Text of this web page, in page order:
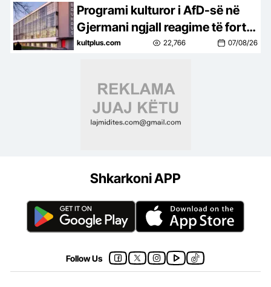
Programi kulturor i AfD-së në
Gjermani ngjall reagime të forta
në botën e artit
kultplus.com 22,766 07/08/26
Shkarkoni APP
Follow Us